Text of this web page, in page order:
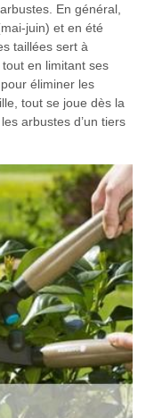
En général,
juin) et en été
taillées sert à
en limitant ses
éliminer les
tout se joue dès la
arbustes d’un tiers